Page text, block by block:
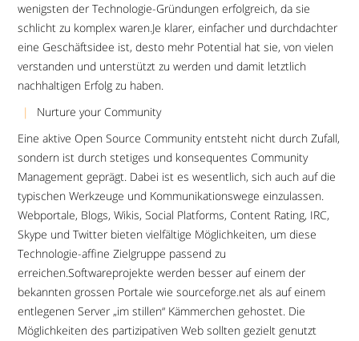
wenigsten der Technologie-Gründungen erfolgreich, da sie
schlicht zu komplex waren.Je klarer, einfacher und durchdachter
eine Geschäftsidee ist, desto mehr Potential hat sie, von vielen
verstanden und unterstützt zu werden und damit letztlich
nachhaltigen Erfolg zu haben.
Nurture your Community
Eine aktive Open Source Community entsteht nicht durch Zufall,
sondern ist durch stetiges und konsequentes Community
Management geprägt. Dabei ist es wesentlich, sich auch auf die
typischen Werkzeuge und Kommunikationswege einzulassen.
Webportale, Blogs, Wikis, Social Platforms, Content Rating, IRC,
Skype und Twitter bieten vielfältige Möglichkeiten, um diese
Technologie-affine Zielgruppe passend zu
erreichen.Softwareprojekte werden besser auf einem der
bekannten grossen Portale wie sourceforge.net als auf einem
entlegenen Server „im stillen“ Kämmerchen gehostet. Die
Möglichkeiten des partizipativen Web sollten gezielt genutzt